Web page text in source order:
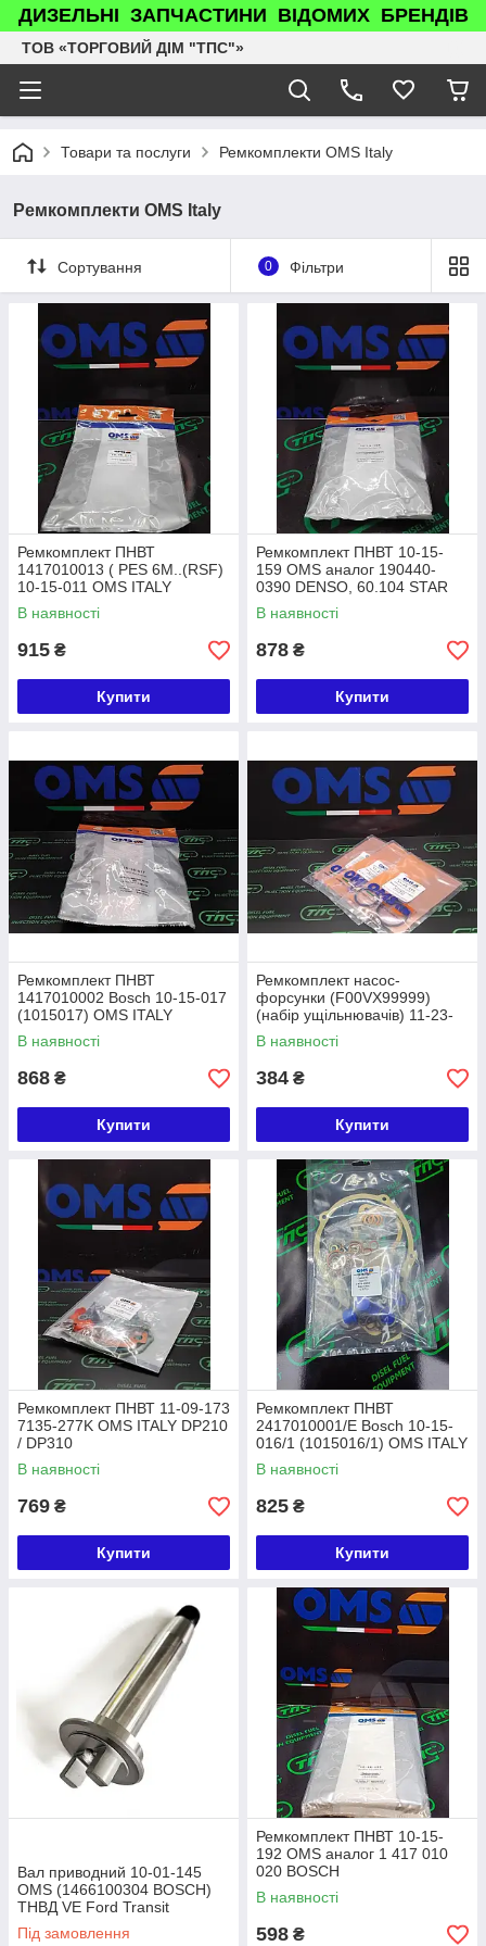
ДИЗЕЛЬНІ ЗАПЧАСТИНИ ВІДОМИХ БРЕНДІВ
ТОВ «ТОРГОВИЙ ДІМ "ТПС"»
Товари та послуги Ремкомплекти OMS Italy
Ремкомплекти OMS Italy
Сортування 0 Фільтри
Ремкомплект ПНВТ
1417010013 ( PES 6M..(RSF)
10-15-011 OMS ITALY
В наявності
915 ₴
Купити
Ремкомплект ПНВТ 10-15-
159 OMS аналог 190440-
0390 DENSO, 60.104 STAR
В наявності
878 ₴
Купити
Ремкомплект ПНВТ
1417010002 Bosch 10-15-017
(1015017) OMS ITALY
В наявності
868 ₴
Купити
Ремкомплект насос-
форсунки (F00VX99999)
(набір ущільнювачів) 11-23-
206 (1123206) OMS
В наявності
384 ₴
Купити
Ремкомплект ПНВТ 11-09-173
7135-277K OMS ITALY DP210
/ DP310
В наявності
769 ₴
Купити
Ремкомплект ПНВТ
2417010001/E Bosch 10-15-
016/1 (1015016/1) OMS ITALY
В наявності
825 ₴
Купити
Вал приводний 10-01-145
OMS (1466100304 BOSCH)
ТНВД VE Ford Transit
Під замовлення
Ремкомплект ПНВТ 10-15-
192 OMS аналог 1 417 010
020 BOSCH
В наявності
598 ₴